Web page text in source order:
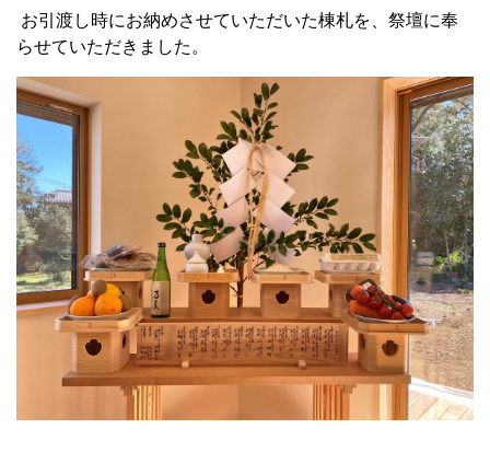
お引渡し時にお納めさせていただいた棟札を、祭壇に奉
らせていただきました。